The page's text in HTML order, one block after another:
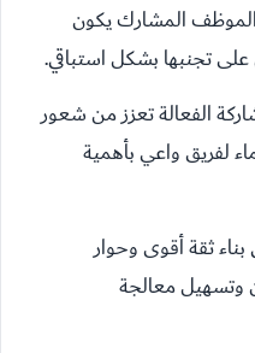
الموظف المشارك يكون
تجنبها بشكل استباقي.
الفعالة تعزز من شعور
لفريق واعي بأهمية
ثقة أقوى وحوار
وتسهيل معالجة